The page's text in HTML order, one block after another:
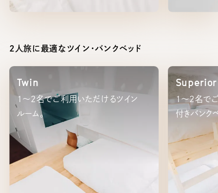
2人旅に最適なツイン・バンクベッド
Twin
1～2名でご利用いただけるツイン
ルーム。
１～2名で
付きバンク